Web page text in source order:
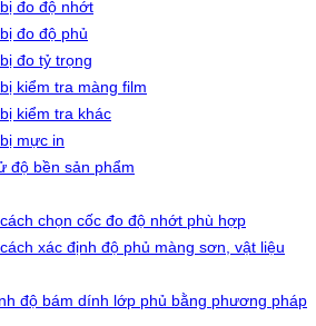
đo độ nhớt
đo độ phủ
đo tỷ trọng
kiểm tra màng film
kiểm tra khác
mực in
độ bền sản phẩm
chọn cốc đo độ nhớt phù hợp
xác định độ phủ màng sơn, vật liệu
độ bám dính lớp phủ bằng phương pháp